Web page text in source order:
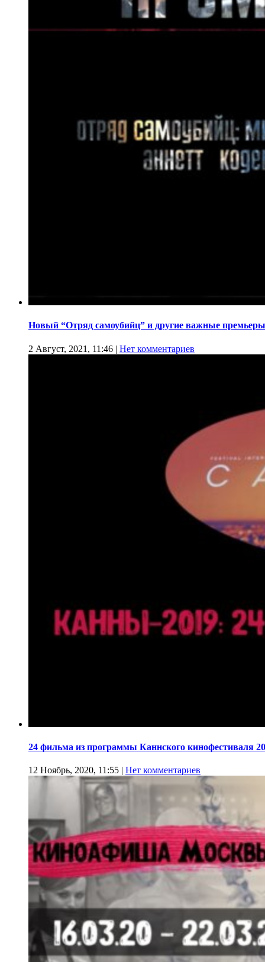
Новый “Отряд самоубийц” и другие важные премьеры
2 Август, 2021, 11:46 | Нет комментариев
24 фильма из программы Каннского кинофестиваля
12 Ноябрь, 2020, 11:55 | Нет комментариев